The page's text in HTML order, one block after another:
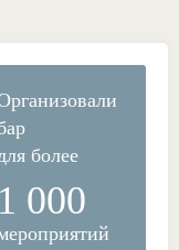
более
1 000